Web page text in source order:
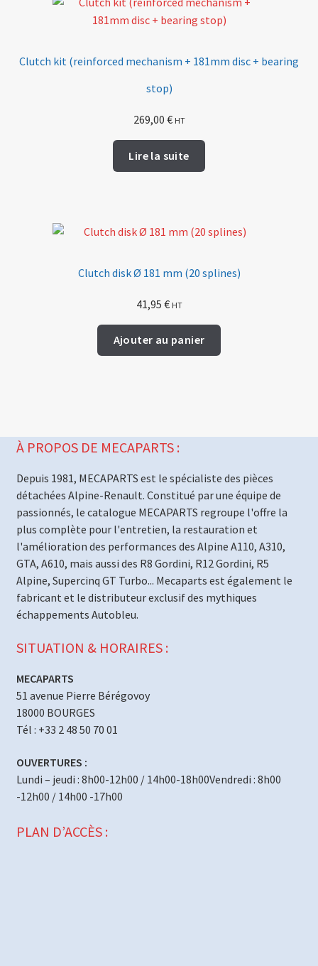
Clutch kit (reinforced mechanism + 181mm disc + bearing
stop)
269,00 € HT
Lire la suite
Clutch disk Ø 181 mm (20 splines)
41,95 € HT
Ajouter au panier
À PROPOS DE MECAPARTS :
Depuis 1981, MECAPARTS est le spécialiste des pièces
détachées Alpine-Renault. Constitué par une équipe de
passionnés, le catalogue MECAPARTS regroupe l'offre la
plus complète pour l'entretien, la restauration et
l'amélioration des performances des Alpine A110, A310,
GTA, A610, mais aussi des R8 Gordini, R12 Gordini, R5
Alpine, Supercinq GT Turbo... Mecaparts est également le
fabricant et le distributeur exclusif des mythiques
échappements Autobleu.
SITUATION & HORAIRES :
MECAPARTS
51 avenue Pierre Bérégovoy
18000 BOURGES
Tél : +33 2 48 50 70 01
OUVERTURES :
Lundi – jeudi : 8h00-12h00 / 14h00-18h00Vendredi : 8h00
-12h00 / 14h00 -17h00
PLAN D’ACCÈS :